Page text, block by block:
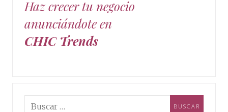
Haz crecer tu negocio
anunciándote en
CHIC Trends